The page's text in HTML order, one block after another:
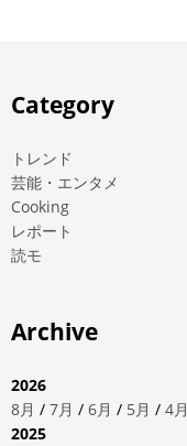
Category
トレンド
芸能・エンタメ
Cooking
レポート
読モ
Archive
2026
8月 / 7月 / 6月 / 5月 / 4月
2025